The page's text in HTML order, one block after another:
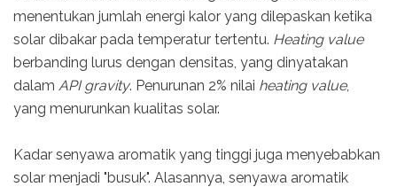
menentukan jumlah energi kalor yang dilepaskan ketika
solar dibakar pada temperatur tertentu. Heating value
berbanding lurus dengan densitas, yang dinyatakan
dalam API gravity. Penurunan 2% nilai heating value,
yang menurunkan kualitas solar.
Kadar senyawa aromatik yang tinggi juga menyebabkan
solar menjadi "busuk". Alasannya, senyawa aromatik